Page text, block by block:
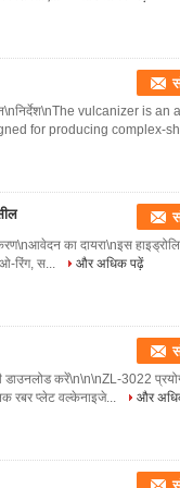
vulcanizer is an
for producing complex-
का दायरा\nइस
ओ-रिंग, स...
और अधिक पढ़ें
डाउनलोड करें\n\n\nZL-3022
रबर प्लेट वल्केनाइजे...
और